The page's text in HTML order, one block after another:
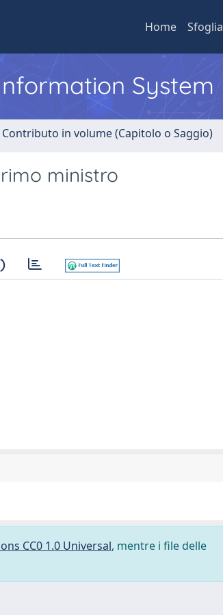
Home Sfoglia
System
Contributo in volume (Capitolo o Saggio)
ministro
CC0 1.0 Universal, mentre i file delle